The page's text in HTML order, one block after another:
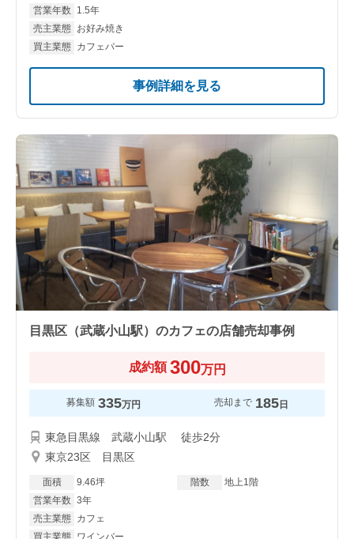
営業年数
1.5年
売主業態
お好み焼き
買主業態
カフェバー
事例詳細を見る
目黒区（武蔵小山駅）のカフェの店舗売却事例
成約額 300万円
募集額 335万円 売却まで 185日
東急目黒線 武蔵小山駅 徒歩2分
東京23区 目黒区
面積 9.46坪 階数
地上1階
営業年数 3年
売主業態
カフェ
買主業態
ワインバー